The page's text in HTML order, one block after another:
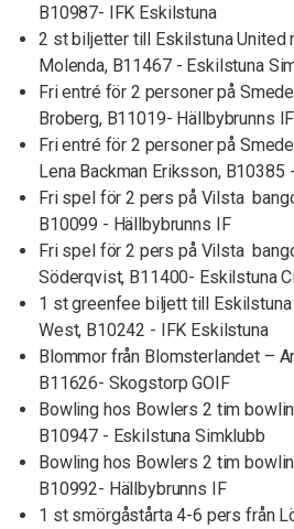
B10987- IFK Eskilstuna
2 st biljetter till Eskilstuna United
Molenda, B11467 - Eskilstuna
Fri entré för 2 personer på
Broberg, B11019- Hällbybrunns IF
Fri entré för 2 personer på
Lena Backman Eriksson, B10385
Fri spel för 2 pers på Vilsta
B10099 - Hällbybrunns IF
Fri spel för 2 pers på Vilsta
Söderqvist, B11400- Eskilstuna
1 st greenfee biljett till
West, B10242 - IFK Eskilstuna
Blommor från Blomsterlandet –
B11626- Skogstorp GOIF
Bowling hos Bowlers 2 tim
B10947 - Eskilstuna Simklubb
Bowling hos Bowlers 2 tim
B10992- Hällbybrunns IF
1 st smörgåstårta 4-6 pers från